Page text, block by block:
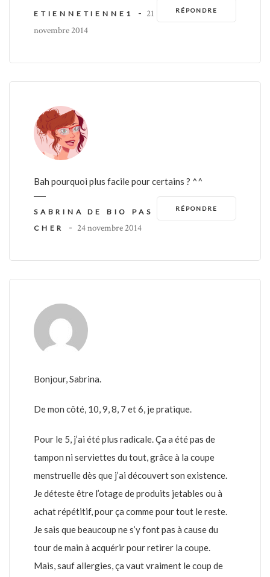
RÉPONDRE
ETIENNETIENNE1 - 21
novembre 2014
Bah pourquoi plus facile pour certains ? ^^
RÉPONDRE
SABRINA DE BIO PAS
CHER
- 24 novembre 2014
Bonjour, Sabrina.
De mon côté, 10, 9, 8, 7 et 6, je pratique.
Pour le 5, j’ai été plus radicale. Ça a été pas de
tampon ni serviettes du tout, grâce à la coupe
menstruelle dès que j’ai découvert son existence.
Je déteste être l’otage de produits jetables ou à
achat répétitif, pour ça comme pour tout le reste.
Je sais que beaucoup ne s’y font pas à cause du
tour de main à acquérir pour retirer la coupe.
Mais, sauf allergies, ça vaut vraiment le coup de